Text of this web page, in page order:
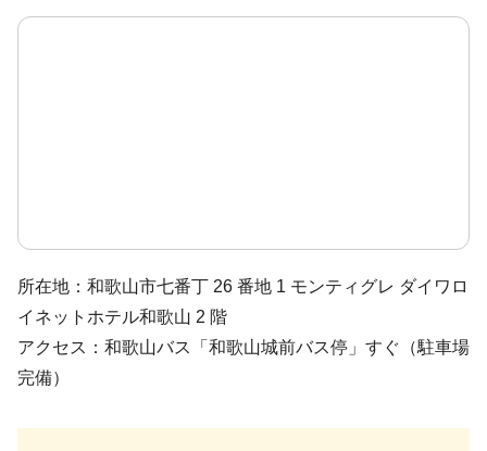
所在地：和歌山市七番丁 26 番地 1 モンティグレ ダイワロ
イネットホテル和歌山 2 階
アクセス：和歌山バス「和歌山城前バス停」すぐ（駐車場
完備）